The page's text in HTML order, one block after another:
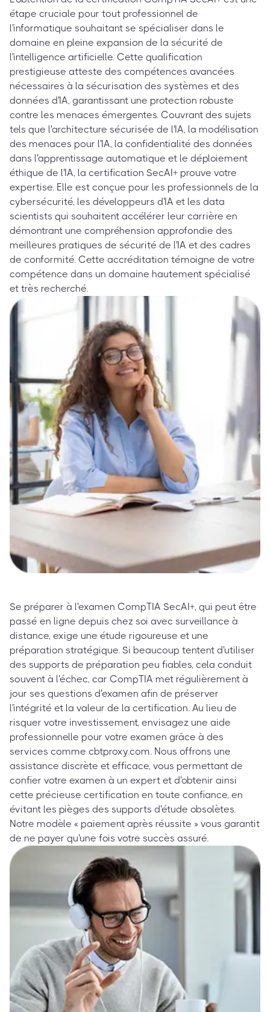
étape cruciale pour tout professionnel de
l'informatique souhaitant se spécialiser dans le
domaine en pleine expansion de la sécurité de
l'intelligence artificielle. Cette qualification
prestigieuse atteste des compétences avancées
nécessaires à la sécurisation des systèmes et des
données d'IA, garantissant une protection robuste
contre les menaces émergentes. Couvrant des sujets
tels que l'architecture sécurisée de l'IA, la modélisation
des menaces pour l'IA, la confidentialité des données
dans l'apprentissage automatique et le déploiement
éthique de l'IA, la certification SecAI+ prouve votre
expertise. Elle est conçue pour les professionnels de la
cybersécurité, les développeurs d'IA et les data
scientists qui souhaitent accélérer leur carrière en
démontrant une compréhension approfondie des
meilleures pratiques de sécurité de l'IA et des cadres
de conformité. Cette accréditation témoigne de votre
compétence dans un domaine hautement spécialisé
et très recherché.
Se préparer à l'examen CompTIA SecAI+, qui peut être
passé en ligne depuis chez soi avec surveillance à
distance, exige une étude rigoureuse et une
préparation stratégique. Si beaucoup tentent d'utiliser
des supports de préparation peu fiables, cela conduit
souvent à l'échec, car CompTIA met régulièrement à
jour ses questions d'examen afin de préserver
l'intégrité et la valeur de la certification. Au lieu de
risquer votre investissement, envisagez une aide
professionnelle pour votre examen grâce à des
services comme cbtproxy.com. Nous offrons une
assistance discrète et efficace, vous permettant de
confier votre examen à un expert et d'obtenir ainsi
cette précieuse certification en toute confiance, en
évitant les pièges des supports d'étude obsolètes.
Notre modèle « paiement après réussite » vous garantit
de ne payer qu'une fois votre succès assuré.